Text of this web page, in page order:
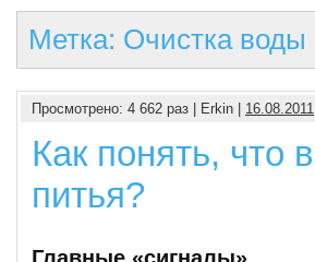
Метка: Очистка воды
Просмотрено: 4 662 раз | Erkin | 16.08.2011
Как понять, что
питья?